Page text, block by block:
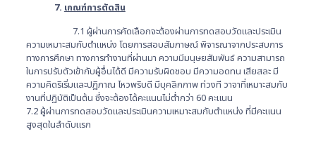
7.เกณฑ์การตัดสิน
7.1 ผู้ผ่านการคัดเลือกจะต้องผ่านการทดสอบวัดและประเมิน
ความเหมาะสมกับตำแหน่ง โดยการสอบสัมภาษณ์ พิจารณาจากประสบการ
ทางการศึกษา ทางการทำงานที่ผ่านมา ความมีมนุษยสัมพันธ์ ความสามารถ
ในการปรับตัวเข้ากับผู้อื่นได้ดี มีความรับผิดชอบ มีความอดทน เสียสละ มี
ความคิดริเริ่มและปฏิภาณ ไหวพริบดี มีบุคลิกภาพ ท่วงที วาจาที่เหมาะสมกับ
งานที่ปฏิบัติเป็นต้น ซึ่งจะต้องได้คะแนนไม่ต่ำกว่า 60 คะแนน
7.2 ผู้ผ่านการทดสอบวัดและประเมินความเหมาะสมกับตำแหน่ง ที่มีคะแนน
สูงสุดในลำดับแรก